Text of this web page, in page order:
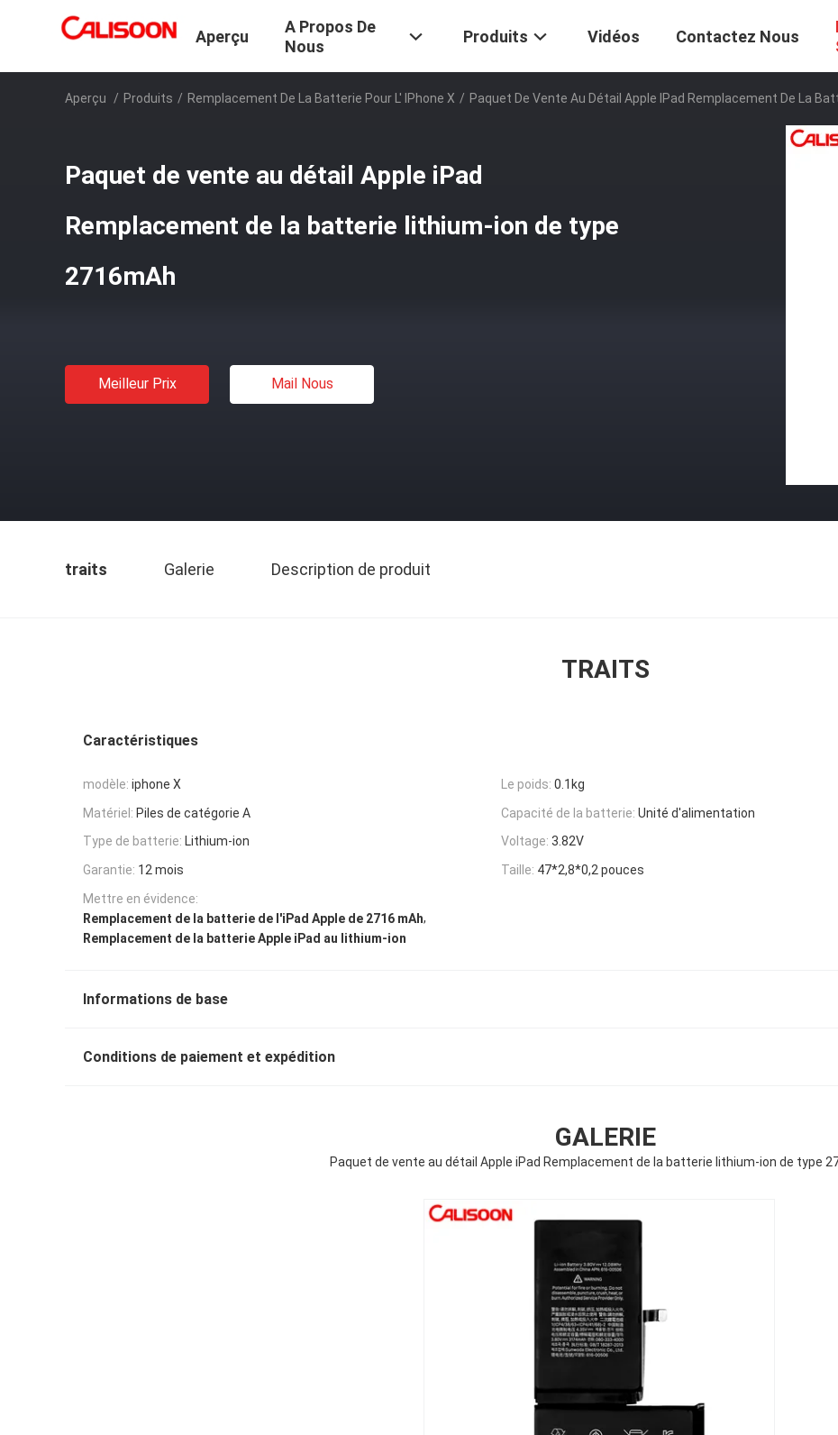
Aperçu
A Propos De
Nous
Produits Vidéos Contactez Nous
Aperçu / Produits / Remplacement De La Batterie Pour L' IPhone X / Paquet De Vente Au Détail Apple IPad Remplacement De La
Paquet de vente au détail Apple iPad
Remplacement de la batterie lithium-ion de type
2716mAh
Meilleur Prix Mail Nous
traits Galerie Description de produit
TRAITS
Caractéristiques
modèle: iphone X Le poids: 0.1kg
Matériel: Piles de catégorie A Capacité de la batterie: Unité d'alimentation
Type de batterie: Lithium-ion Voltage: 3.82V
Garantie: 12 mois Taille: 47*2,8*0,2 pouces
Mettre en évidence:
Remplacement de la batterie de l'iPad Apple de 2716 mAh,
Remplacement de la batterie Apple iPad au lithium-ion
Informations de base
Conditions de paiement et expédition
GALERIE
Paquet de vente au détail Apple iPad Remplacement de la batterie lithium-ion de type